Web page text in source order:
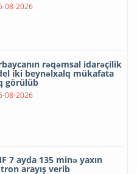
08-2026
rəqəmsal idarəçilik
iki beynəlxalq mükafata
görülüb
08-2026
7 ayda 135 minə yaxın
arayış verib